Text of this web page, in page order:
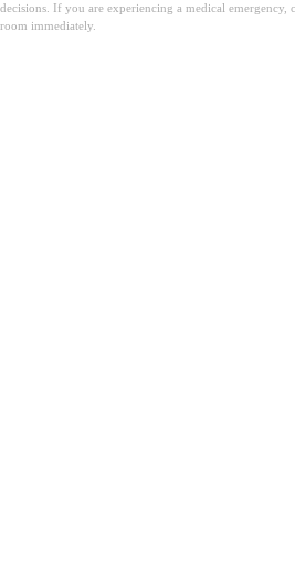
decisions. If you are experiencing a medical emergency,
room immediately.